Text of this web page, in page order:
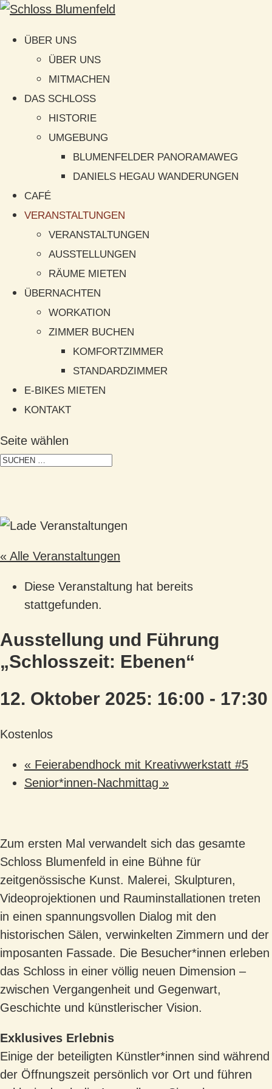
ÜBER UNS
ÜBER UNS
MITMACHEN
DAS SCHLOSS
HISTORIE
UMGEBUNG
BLUMENFELDER PANORAMAWEG
DANIELS HEGAU WANDERUNGEN
CAFÉ
VERANSTALTUNGEN
VERANSTALTUNGEN
AUSSTELLUNGEN
RÄUME MIETEN
ÜBERNACHTEN
WORKATION
ZIMMER BUCHEN
KOMFORTZIMMER
STANDARDZIMMER
E-BIKES MIETEN
KONTAKT
Seite wählen
« Alle Veranstaltungen
Diese Veranstaltung hat bereits
stattgefunden.
Ausstellung und Führung
„Schlosszeit: Ebenen“
12. Oktober 2025: 16:00 - 17:30
Kostenlos
« Feierabendhock mit Kreativwerkstatt #5
Senior*innen-Nachmittag »
Zum ersten Mal verwandelt sich das gesamte
Schloss Blumenfeld in eine Bühne für
zeitgenössische Kunst. Malerei, Skulpturen,
Videoprojektionen und Rauminstallationen treten
in einen spannungsvollen Dialog mit den
historischen Sälen, verwinkelten Zimmern und der
imposanten Fassade. Die Besucher*innen erleben
das Schloss in einer völlig neuen Dimension –
zwischen Vergangenheit und Gegenwart,
Geschichte und künstlerischer Vision.
Exklusives Erlebnis
Einige der beteiligten Künstler*innen sind während
der Öffnungszeit persönlich vor Ort und führen